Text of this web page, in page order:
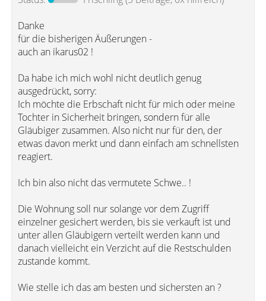
Danke
für die bisherigen Äußerungen -
auch an ikarus02 !
Da habe ich mich wohl nicht deutlich genug
ausgedrückt, sorry:
Ich möchte die Erbschaft nicht für mich oder meine
Tochter in Sicherheit bringen, sondern für alle
Gläubiger zusammen. Also nicht nur für den, der
etwas davon merkt und dann einfach am schnellsten
reagiert.
Ich bin also nicht das vermutete Schwe.. !
Die Wohnung soll nur solange vor dem Zugriff
einzelner gesichert werden, bis sie verkauft ist und
unter allen Gläubigern verteilt werden kann und
danach vielleicht ein Verzicht auf die Restschulden
zustande kommt.
Wie stelle ich das am besten und sichersten an ?